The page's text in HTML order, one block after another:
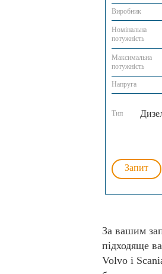
Виробник
Номінальна
потужність
Максимальна
потужність
Напруга
Тип
Запит
За вашим
підходяще
Volvo і